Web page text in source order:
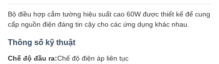
Bộ điều hợp cắm tường hiệu suất cao 60W được thiết kế để cung
cấp nguồn điện đáng tin cậy cho các ứng dụng khác nhau.
Thông số kỹ thuật
Chế độ đầu ra:Chế độ điện áp liên tục